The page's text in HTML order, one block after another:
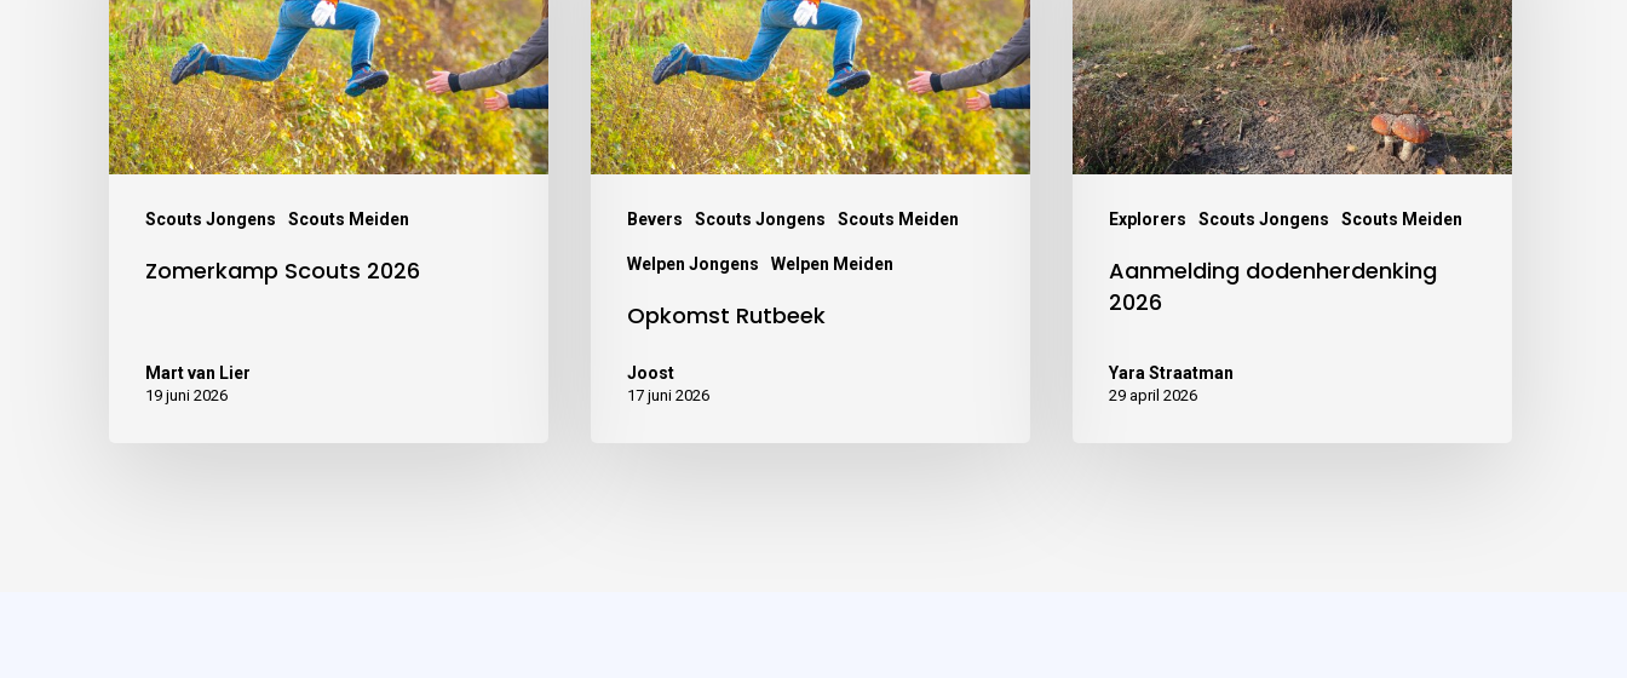
Scouts Jongens Scouts Meiden
Zomerkamp Scouts 2026
Mart van Lier
19 juni 2026
Bevers Scouts Jongens Scouts Meiden
Welpen Jongens Welpen Meiden
Opkomst Rutbeek
Joost
17 juni 2026
Explorers Scouts Jongens Scouts Meiden
Aanmelding dodenherdenking
2026
Yara Straatman
29 april 2026